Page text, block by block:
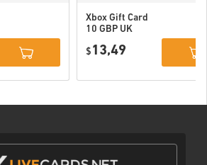
Xbox Gift Card
10 GBP UK
$ 13,49